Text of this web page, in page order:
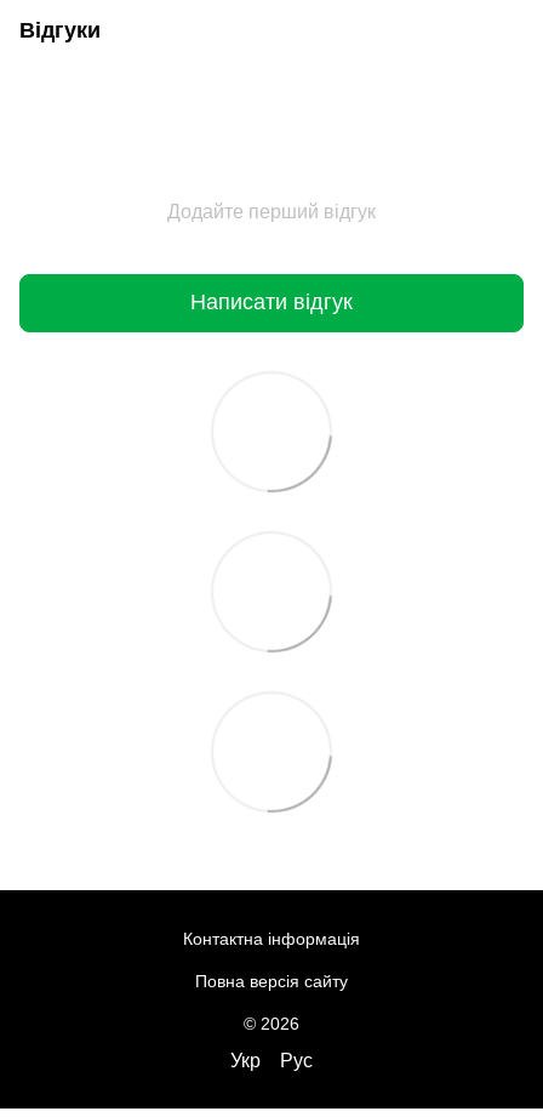
Відгуки
Додайте перший відгук
Написати відгук
Контактна інформація
Повна версія сайту
© 2026
Укр Рус